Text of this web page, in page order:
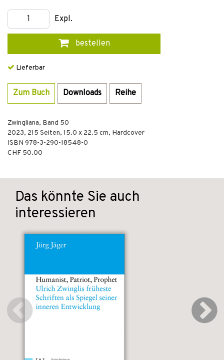
Expl.
bestellen
Lieferbar
Zum Buch Downloads Reihe
Zwingliana, Band 50
2023, 215 Seiten, 15.0 x 22.5 cm, Hardcover
ISBN 978-3-290-18548-0
CHF 50.00
Das könnte Sie auch
interessieren